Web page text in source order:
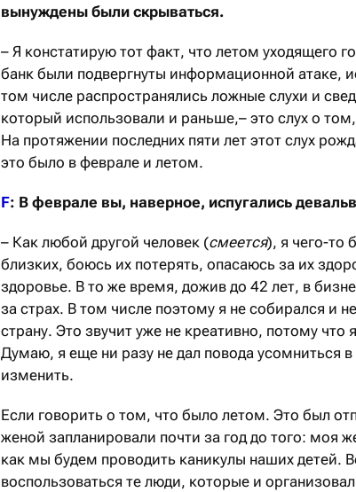
вынуждены были скрываться.
– Я констатирую тот факт, что летом уходящего
банк были подвергнуты информационной атаке,
том числе распространялись ложные слухи и
который использовали и раньше,– это слух о
На протяжении последних пяти лет этот слух
это было в феврале и летом.
F: В феврале вы, наверное, испугались
– Как любой другой человек (смеется), я чего-то
близких, боюсь их потерять, опасаюсь за их
здоровье. В то же время, дожив до 42 лет, в
за страх. В том числе поэтому я не собирался и
страну. Это звучит уже не креативно, потому
Думаю, я еще ни разу не дал повода усомниться
изменить.
Если говорить о том, что было летом. Это был
женой запланировали почти за год до того: моя
как мы будем проводить каникулы наших детей.
воспользоваться те люди, которые и